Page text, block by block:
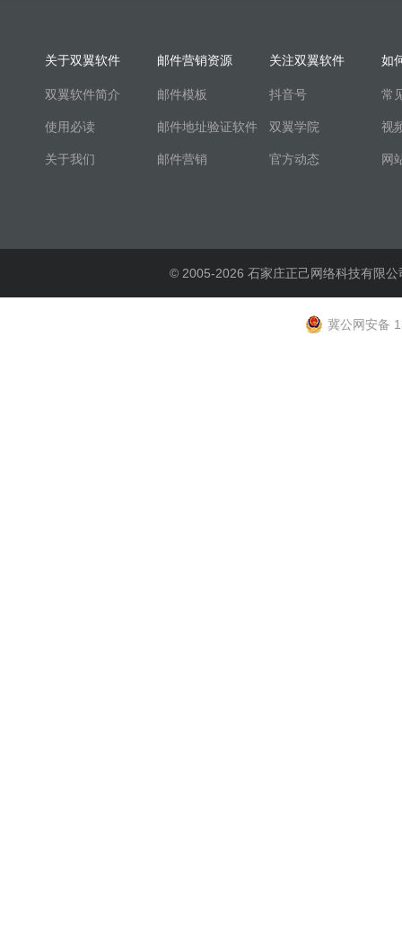
关于双翼软件
双翼软件简介
使用必读
关于我们
邮件营销资源
邮件模板
邮件地址验证软件
邮件营销
关注双翼软件
抖音号
双翼学院
官方动态
如
常
视
网
© 2005-2026 石家庄正己网络科技有限
冀公网安备